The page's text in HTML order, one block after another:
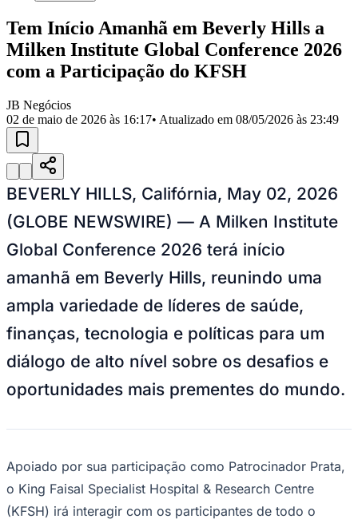
Selecione sua regiãoPara notícias da sua região
Aldeia Aldeia da SerraAldeia de BarueriAlphaville
JubranBelval BethavilleBoa
RegiãoCotiaCruz Preta
MilitarItapeviJandiraJardim AudirJardim BelvalJardim
EsperançaJardim Graziela
JulioJardim Líbano
MutingaJardim Paraíso
LuísJardim São PedroJardim São SilvestreJardim Silveira Jardim
CamargosParque ImperialParque Santa LuziaParque VianaPirapora
ParnaíbaSilveiraTamboréVale do SolVila BarrosVila Boa Vista
do Conde
Vila Engenho Novo Vila Márcia
Vila Nossa Sra. da
EscadaVila PortoVotupoca
Para Sua Empresa
Guia de Empresas
Divulgar Vagas
Novo
Publicidade Legal
Negócios Regionais
Cidades da Região
Santana de ParnaíbaOsasco CarapicuíbaJandiraItapeviCotiaPirapora
do Bom JesusAraçariguamaCajamarCaieirasFranco da
Tem Início Amanhã em Beverly Hills a
Milken Institute Global Conference 2026
com a Participação do KFSH
JB Negócios
02 de maio de 2026 às 16:17• Atualizado em 08/05/2026 às 23:49
BEVERLY HILLS, Califórnia, May 02, 2026
(GLOBE NEWSWIRE) — A Milken Institute
Global Conference 2026 terá início
amanhã em Beverly Hills, reunindo uma
ampla variedade de líderes de saúde,
finanças, tecnologia e políticas para um
diálogo de alto nível sobre os desafios e
oportunidades mais prementes do mundo.
Apoiado por sua participação como Patrocinador Prata,
o King Faisal Specialist Hospital & Research Centre
(KFSH) irá interagir com os participantes de todo o